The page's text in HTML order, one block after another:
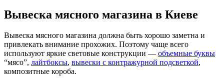
Вывеска мясного магазина в Киеве
Вывеска мясного магазина должна быть хорошо заметна и
привлекать внимание прохожих. Поэтому чаще всего
используют яркие световые конструкции — объемные буквы
“мясо”, лайтбоксы, вывески с контражурной подсветкой,
композитные короба.